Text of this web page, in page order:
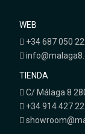
WEB
+34 687 050
TIENDA
C/ Málaga 8
+34 914 427